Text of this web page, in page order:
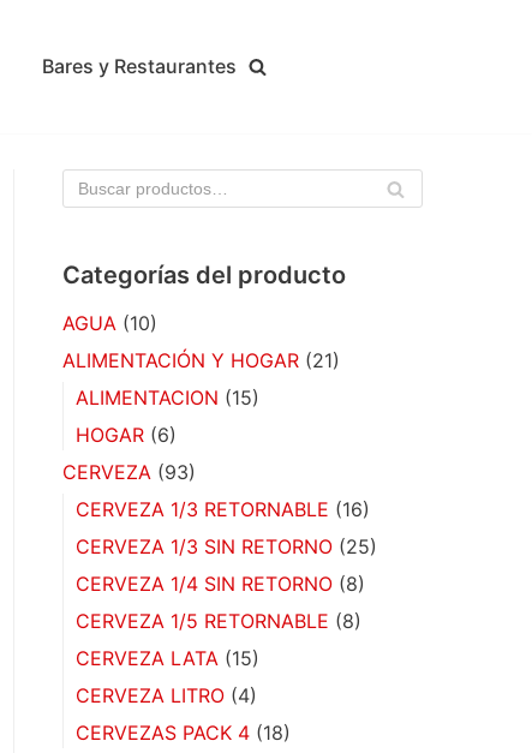
Bares y Restaurantes
BU
Categorías del producto
AGUA (10)
ALIMENTACIÓN Y HOGAR (21)
ALIMENTACION (15)
HOGAR (6)
CERVEZA (93)
CERVEZA 1/3 RETORNABLE (16)
CERVEZA 1/3 SIN RETORNO (25)
CERVEZA 1/4 SIN RETORNO (8)
CERVEZA 1/5 RETORNABLE (8)
CERVEZA LATA (15)
CERVEZA LITRO (4)
CERVEZAS PACK 4 (18)